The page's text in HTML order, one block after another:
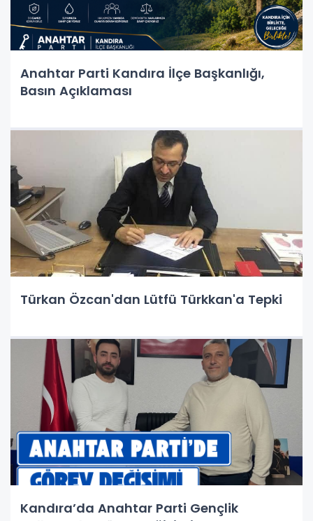
Anahtar Parti Kandıra İlçe Başkanlığı,
Basın Açıklaması
Türkan Özcan'dan Lütfü Türkkan'a Tepki
Kandıra’da Anahtar Parti Gençlik